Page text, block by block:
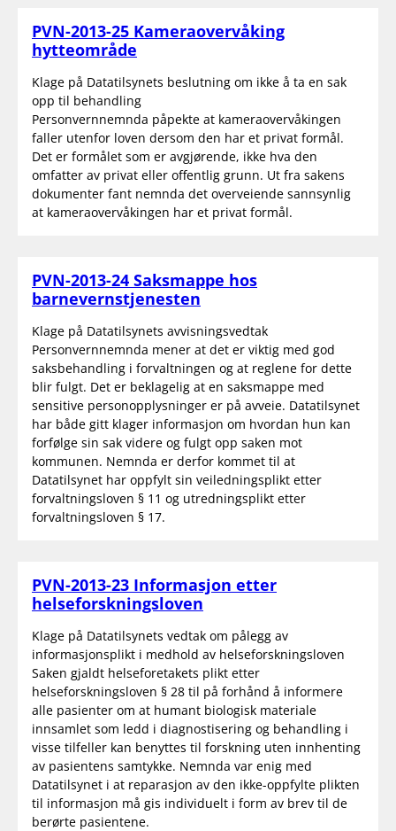
PVN-2013-25 Kameraovervåking
hytteområde
Klage på Datatilsynets beslutning om ikke å ta en sak
opp til behandling
Personvernnemnda påpekte at kameraovervåkingen
faller utenfor loven dersom den har et privat formål.
Det er formålet som er avgjørende, ikke hva den
omfatter av privat eller offentlig grunn. Ut fra sakens
dokumenter fant nemnda det overveiende sannsynlig
at kameraovervåkingen har et privat formål.
PVN-2013-24 Saksmappe hos
barnevernstjenesten
Klage på Datatilsynets avvisningsvedtak
Personvernnemnda mener at det er viktig med god
saksbehandling i forvaltningen og at reglene for dette
blir fulgt. Det er beklagelig at en saksmappe med
sensitive personopplysninger er på avveie. Datatilsynet
har både gitt klager informasjon om hvordan hun kan
forfølge sin sak videre og fulgt opp saken mot
kommunen. Nemnda er derfor kommet til at
Datatilsynet har oppfylt sin veiledningsplikt etter
forvaltningsloven § 11 og utredningsplikt etter
forvaltningsloven § 17.
PVN-2013-23 Informasjon etter
helseforskningsloven
Klage på Datatilsynets vedtak om pålegg av
informasjonsplikt i medhold av helseforskningsloven
Saken gjaldt helseforetakets plikt etter
helseforskningsloven § 28 til på forhånd å informere
alle pasienter om at humant biologisk materiale
innsamlet som ledd i diagnostisering og behandling i
visse tilfeller kan benyttes til forskning uten innhenting
av pasientens samtykke. Nemnda var enig med
Datatilsynet i at reparasjon av den ikke-oppfylte plikten
til informasjon må gis individuelt i form av brev til de
berørte pasientene.